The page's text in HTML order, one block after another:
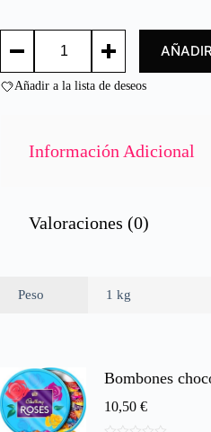
n
0
SALMÓN
SALMON
Añadir a la lista de deseos
Información Adicional
Valoraciones (0)
Peso 1 kg
Bombones
10,50 €